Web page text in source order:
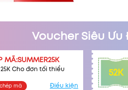
Voucher Siêu Ưu
MÃ:SUMMER25K
Cho đơn tối thiểu
mã Điều kiện
52K